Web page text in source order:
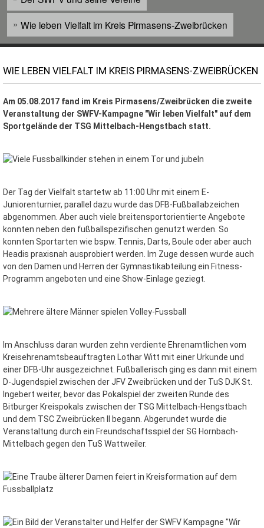
Wie leben Vielfalt im Kreis Pirmasens-Zweibrücken
WIE LEBEN VIELFALT IM KREIS PIRMASENS-ZWEIBRÜCKEN
Am 05.08.2017 fand im Kreis Pirmasens/Zweibrücken die zweite
Veranstaltung der SWFV-Kampagne "Wir leben Vielfalt" auf dem
Sportgelände der TSG Mittelbach-Hengstbach statt.
Der Tag der Vielfalt startetw ab 11:00 Uhr mit einem E-
Juniorenturnier, parallel dazu wurde das DFB-Fußballabzeichen
abgenommen. Aber auch viele breitensportorientierte Angebote
konnten neben den fußballspezifischen genutzt werden. So
konnten Sportarten wie bspw. Tennis, Darts, Boule oder aber auch
Headis praxisnah ausprobiert werden. Im Zuge dessen wurde auch
von den Damen und Herren der Gymnastikabteilung ein Fitness-
Programm angeboten und eine Show-Einlage geziegt.
Im Anschluss daran wurden zehn verdiente Ehrenamtlichen vom
Kreisehrenamtsbeauftragten Lothar Witt mit einer Urkunde und
einer DFB-Uhr ausgezeichnet. Fußballerisch ging es dann mit einem
D-Jugendspiel zwischen der JFV Zweibrücken und der TuS DJK St.
Ingebert weiter, bevor das Pokalspiel der zweiten Runde des
Bitburger Kreispokals zwischen der TSG Mittelbach-Hengstbach
und dem TSC Zweibrücken II begann. Abgerundet wurde die
Veranstaltung durch ein Freundschaftsspiel der SG Hornbach-
Mittelbach gegen den TuS Wattweiler.